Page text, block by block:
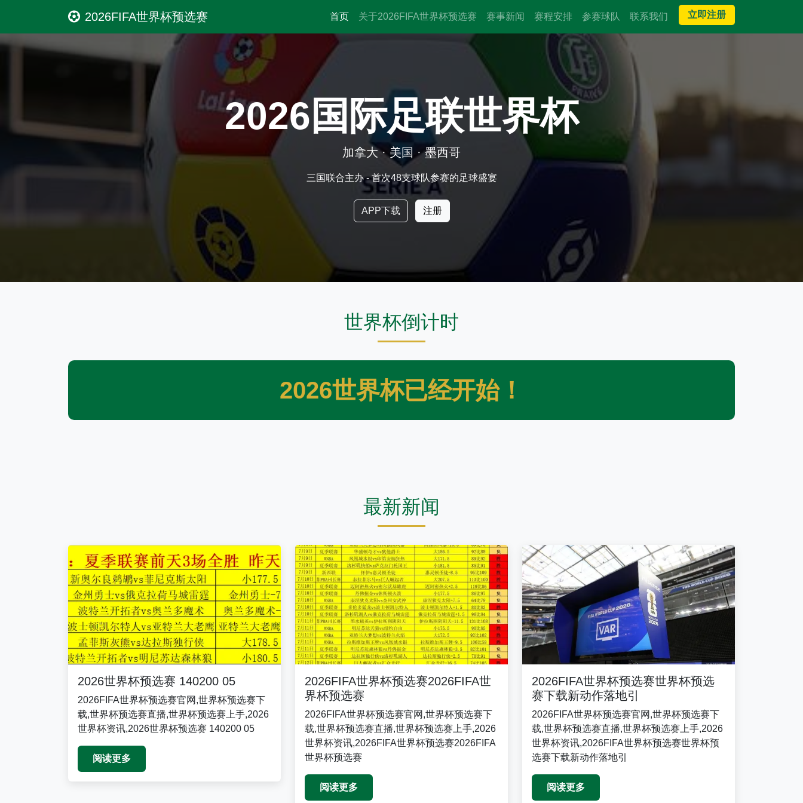
2026FIFA世界杯预选赛 首页 关于2026FIFA世界杯预选赛 赛事新闻 赛程安排 参赛球队 联系我们 立即注册
2026国际足联世界杯
加拿大 · 美国 · 墨西哥
三国联合主办 - 首次48支球队参赛的足球盛宴
APP下载 注册
世界杯倒计时
2026世界杯已经开始！
最新新闻
2026世界杯预选赛 140200 05
2026FIFA世界杯预选赛官网,世界杯预选赛下
载,世界杯预选赛直播,世界杯预选赛上手,2026
世界杯资讯,2026世界杯预选赛 140200 05
阅读更多
2026FIFA世界杯预选赛2026FIFA世
界杯预选赛
2026FIFA世界杯预选赛官网,世界杯预选赛下
载,世界杯预选赛直播,世界杯预选赛上手,2026
世界杯资讯,2026FIFA世界杯预选赛2026FIFA
世界杯预选赛
阅读更多
2026FIFA世界杯预选赛世界杯预选
赛下载新动作落地引
2026FIFA世界杯预选赛官网,世界杯预选赛下
载,世界杯预选赛直播,世界杯预选赛上手,2026
世界杯资讯,2026FIFA世界杯预选赛世界杯预
选赛下载新动作落地引
阅读更多